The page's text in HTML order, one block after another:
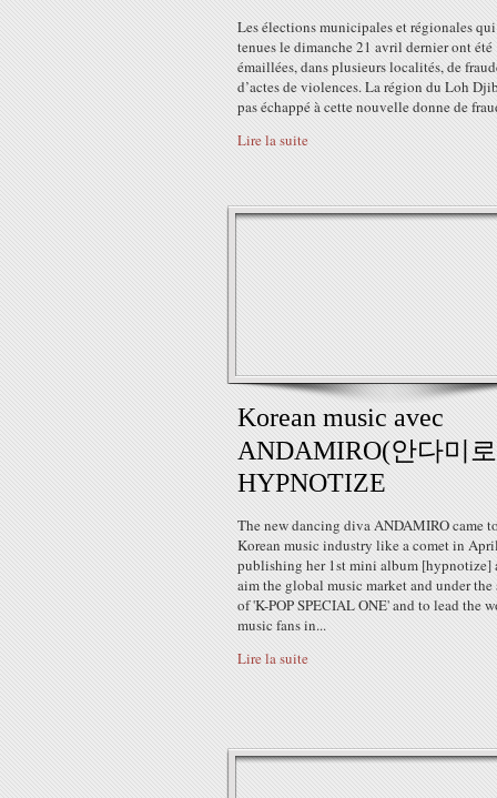
Les élections municipales et régionales
tenues le dimanche 21 avril dernier ont été
émaillées, dans plusieurs localités, de
d’actes de violences. La région du Loh
pas échappé à cette nouvelle donne de
Lire la suite
Korean music avec
ANDAMIRO(안다미
HYPNOTIZE
The new dancing diva ANDAMIRO came
Korean music industry like a comet in
publishing her 1st mini album [hypnotize]
aim the global music market and under the
of 'K-POP SPECIAL ONE' and to lead the
music fans in...
Lire la suite